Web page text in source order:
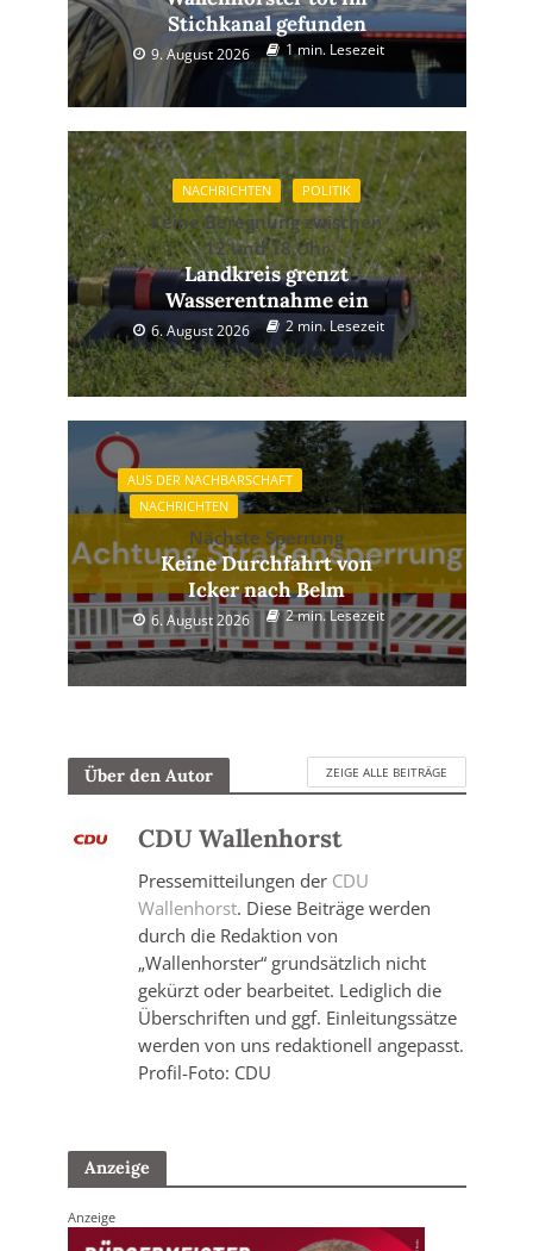
Stichkanal gefunden
9. August 2026 1 min. Lesezeit
NACHRICHTEN POLITIK
Keine Beregnung zwischen
12 und 18 Uhr
Landkreis grenzt
Wasserentnahme ein
6. August 2026 2 min. Lesezeit
AUS DER NACHBARSCHAFT
NACHRICHTEN
Nächste Sperrung
Keine Durchfahrt von
Icker nach Belm
6. August 2026 2 min. Lesezeit
Über den Autor ZEIGE ALLE BEITRÄGE
CDU Wallenhorst
Pressemitteilungen der CDU
Wallenhorst. Diese Beiträge werden
durch die Redaktion von
„Wallenhorster“ grundsätzlich nicht
gekürzt oder bearbeitet. Lediglich die
Überschriften und ggf. Einleitungssätze
werden von uns redaktionell angepasst.
Profil-Foto: CDU
Anzeige
Anzeige